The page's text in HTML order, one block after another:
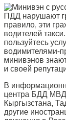
ПДД нарушают
правило, эти
водителей
пользуйтесь
водимителями-
минивэнов
и своей
В
центра БДД
Кыргызстана,
другие